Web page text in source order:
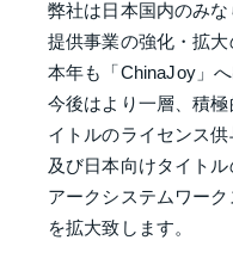
弊社は日本国内のみ
提供事業の強化・拡大
本年も「ChinaJoy」
今後はより一層、積
イトルのライセンス供
及び日本向けタイトル
アークシステムワー
を拡大致します。